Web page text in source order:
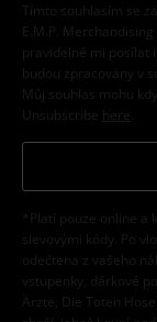
Tímto souhlasím se
E.M.P.
pravidelně mi posílat
budou zpracovány v
Můj souhlas mohu
Unsubscribe here
*Platí pouze online a
slevovými kódy. Po
odečtena z vašeho
vstupenky, dárkové
Ärzte, Die Toten